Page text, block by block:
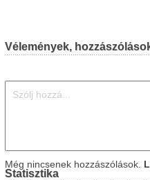
Vélemények,
Még nincsenek hozzászólások.
Statisztika